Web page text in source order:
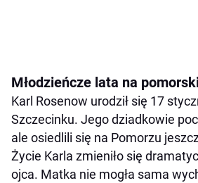
Młodzieńcze lata na
Karl Rosenow urodził się 17
Szczecinku. Jego dziadkowie
ale osiedlili się na Pomorzu
Życie Karla zmieniło się
ojca. Matka nie mogła sama